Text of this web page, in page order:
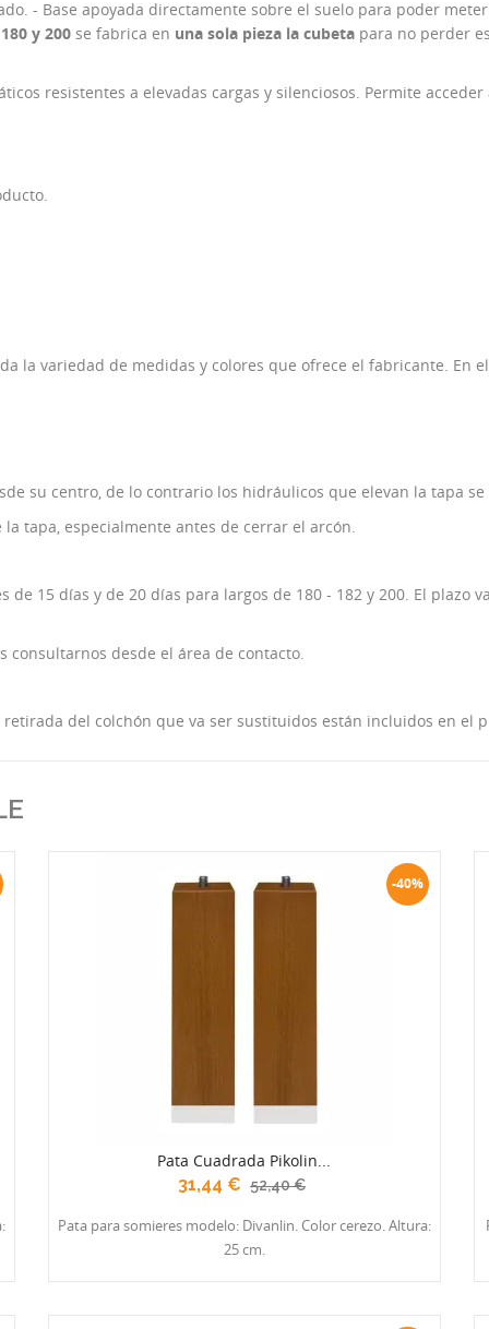
- Base apoyada directamente sobre el suelo para poder
y 200 se fabrica en una sola pieza la cubeta para no perder
resistentes a elevadas cargas y silenciosos. Permite
la variedad de medidas y colores que ofrece el fabricante. En
su centro, de lo contrario los hidráulicos que elevan la tapa
tapa, especialmente antes de cerrar el arcón.
de 15 días y de 20 días para largos de 180 - 182 y 200. El plazo
consultarnos desde el área de contacto.
del colchón que va ser sustituidos están incluidos en el
-40%
Pata Cuadrada Pikolin...
31,44 € 52,40 €
Pata para somieres modelo: Divanlin. Color cerezo. Altura:
25 cm.